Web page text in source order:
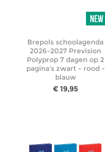
Brepols schoolagenda
2026-2027 Prevision
Polyprop 7 dagen op 2
pagina's zwart - rood -
blauw
€ 19,95